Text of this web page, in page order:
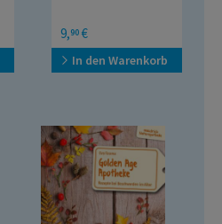
Ätherische Öle mischen
und richtig anwenden
9,90 €
In den Warenkorb